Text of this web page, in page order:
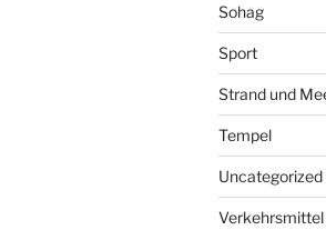
Sohag
Sport
Strand und
Tempel
Uncategorized
Verkehrsmittel